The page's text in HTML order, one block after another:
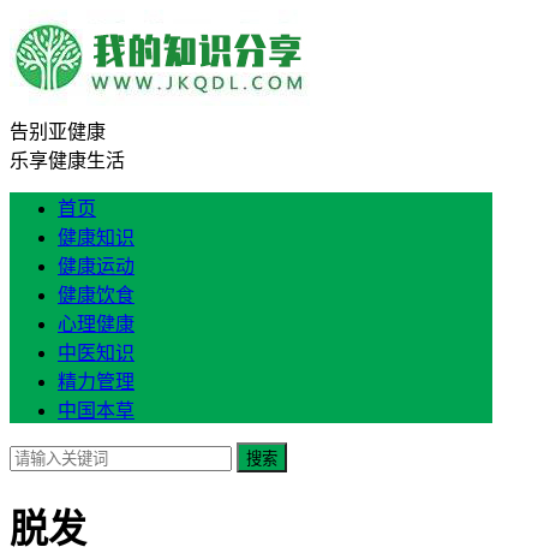
告别亚健康
乐享健康生活
首页
健康知识
健康运动
健康饮食
心理健康
中医知识
精力管理
中国本草
搜索
脱发